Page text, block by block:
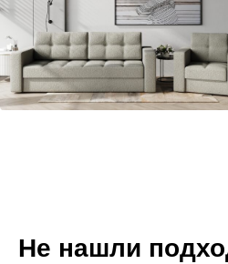
Не нашли